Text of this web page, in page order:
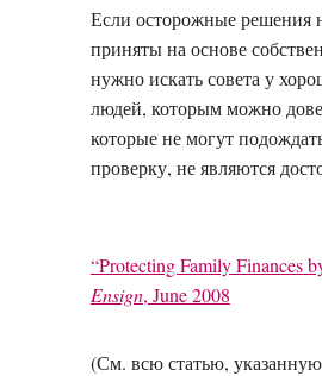
Если осторожные решения
приняты на основе
нужно искать совета у
людей, которым можно
которые не могут
проверку, не являются
“Protecting Family Finances
Ensign, June 2008
(См. всю статью,